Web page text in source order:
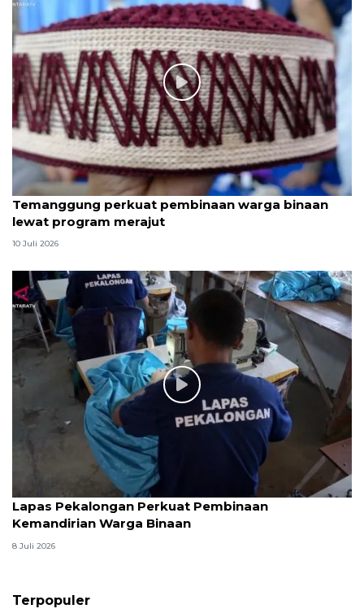
Temanggung perkuat pembinaan warga binaan
lewat program merajut
10 Juli 2026
Lapas Pekalongan Perkuat Pembinaan
Kemandirian Warga Binaan
8 Juli 2026
Terpopuler